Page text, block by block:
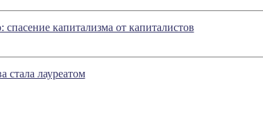
капитализма от капиталистов
стала лауреатом